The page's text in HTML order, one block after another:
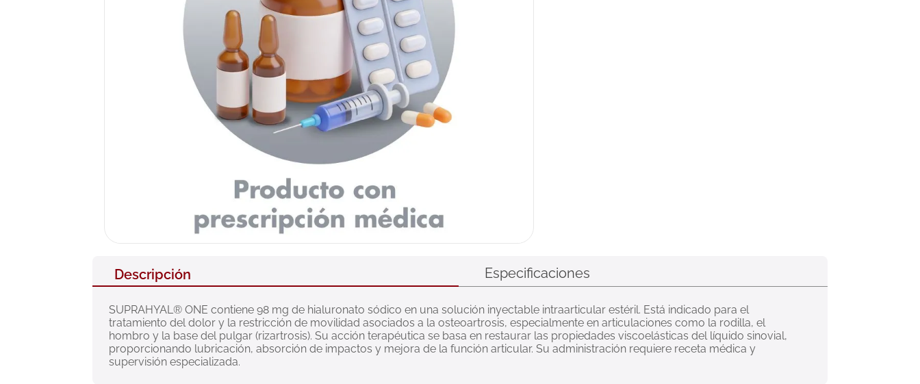
Descripción Especificaciones
SUPRAHYAL® ONE contiene 98 mg de hialuronato sódico en una solución inyectable intraarticular estéril. Está indicado para el
tratamiento del dolor y la restricción de movilidad asociados a la osteoartrosis, especialmente en articulaciones como la rodilla, el
hombro y la base del pulgar (rizartrosis). Su acción terapéutica se basa en restaurar las propiedades viscoelásticas del líquido sinovial,
proporcionando lubricación, absorción de impactos y mejora de la función articular. Su administración requiere receta médica y
supervisión especializada.
9. nivea
10 pañales